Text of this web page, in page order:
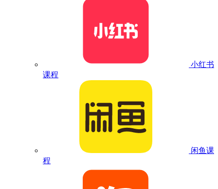
小红书
课程
闲鱼课
程